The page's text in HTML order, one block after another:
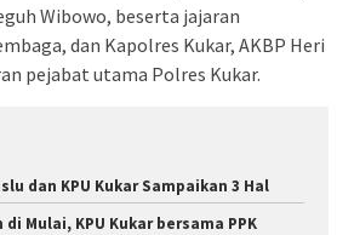
Wibowo, beserta jajaran
dan Kapolres Kukar, AKBP Heri
pejabat utama Polres Kukar.
dan KPU Kukar Sampaikan 3 Hal
Mulai, KPU Kukar bersama PPK